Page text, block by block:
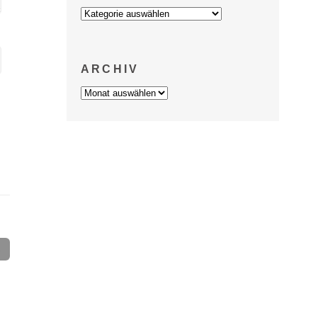
Kategorien
ARCHIV
Archiv